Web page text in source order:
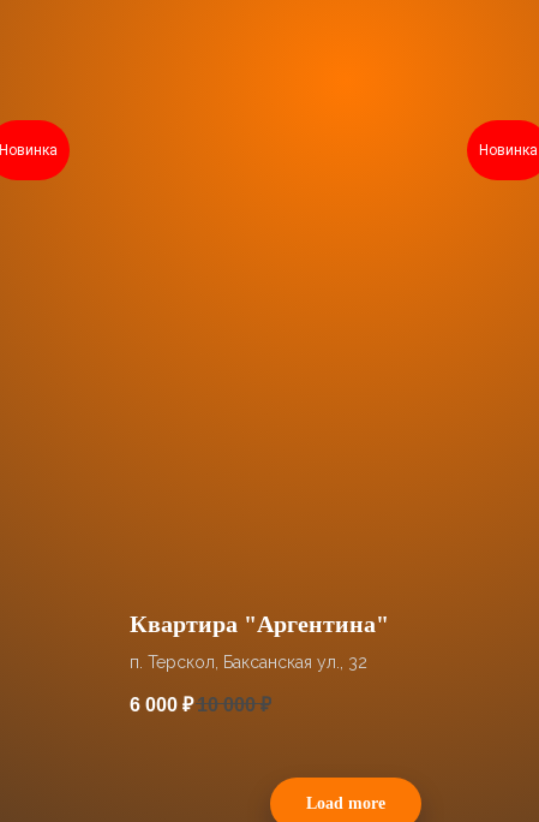
Новинка Новинка
Квартира "Аргентина"
п. Терскол, Баксанская ул., 32
6 000 ₽10 000 ₽
Load more